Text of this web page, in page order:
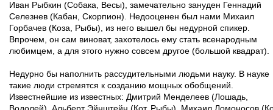
Иван Рыбкин (Собака, Весы), замечательно зануден Геннадий
Селезнев (Кабан, Скорпион). Недооценен был нами Михаил
Горбачев (Коза, Рыбы), из него вышел бы недурной спикер.
Впрочем, он сам виноват, захотелось ему стать всенародным
любимцем, а для этого нужно совсем другое (большой квадрат).
Недурно бы наполнить рассудительными людьми науку. В науке
такие люди стремятся к созданию мощных обобщений.
Известнейшие из известных: Дмитрий Менделеев (Лошадь,